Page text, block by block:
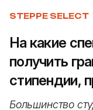
STEPPE SELECT
На какие
получить
стипендии,
Большинство